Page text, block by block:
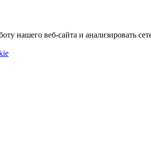
нашего веб-сайта и анализировать